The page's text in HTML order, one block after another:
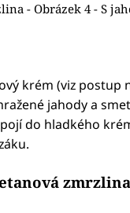
- Obrázek 4 - S
krém (viz postup
jahody a
do hladkého
zmrzlina